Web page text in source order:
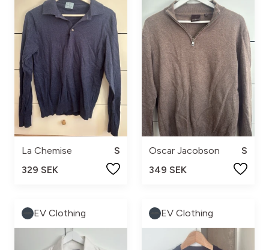
La Chemise
S
329 SEK
Oscar Jacobson
S
349 SEK
EV Clothing EV Clothing